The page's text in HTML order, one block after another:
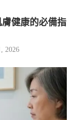
健康的必備指
2026